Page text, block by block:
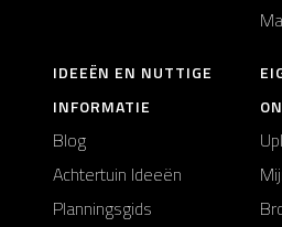
IDEEËN EN NUTTIGE
INFORMATIE
Blog
Achtertuin Ideeën
Planningsgids